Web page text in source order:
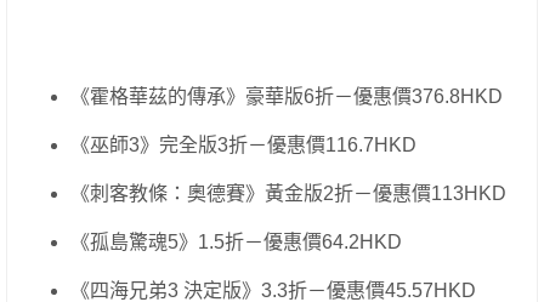
《霍格華茲的傳承》豪華版6折－優惠價376.8HKD
《巫師3》完全版3折－優惠價116.7HKD
《刺客教條：奧德賽》黃金版2折－優惠價113HKD
《孤島驚魂5》1.5折－優惠價64.2HKD
《四海兄弟3 決定版》3.3折－優惠價45.57HKD